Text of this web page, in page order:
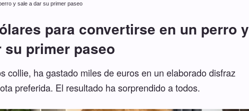
y sale a dar su primer paseo
para convertirse en un perro y
su primer paseo
collie, ha gastado miles de euros en un elaborado disfraz
preferida. El resultado ha sorprendido a todos.